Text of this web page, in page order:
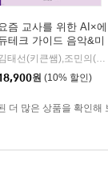
즘 교사를 위한 AI×에
테크 가이드 음악&미
수업 편 with 2022 개김태선(키큰쌤),조민의(인공지능미니쌤) 저
원 (10% 할인)
더 많은 상품을 확인해